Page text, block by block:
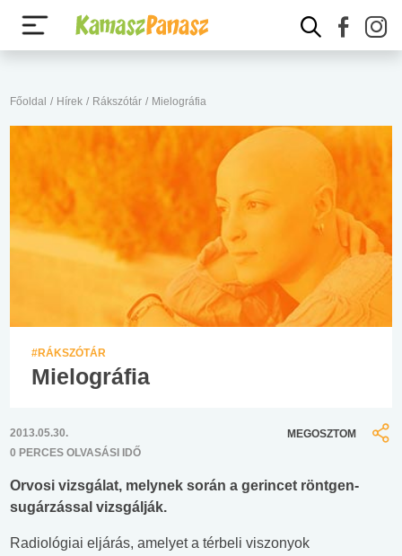
Főoldal / Hírek / Rákszótár / Mielográfia
#RÁKSZÓTÁR
Mielográfia
2013.05.30.
0 PERCES OLVASÁSI IDŐ
MEGOSZTOM
Orvosi vizsgálat, melynek során a gerincet röntgen-
sugárzással vizsgálják.
Radiológiai eljárás, amelyet a térbeli viszonyok